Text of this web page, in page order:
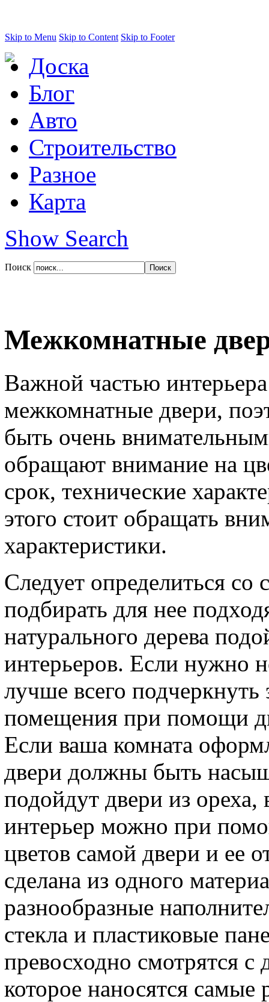
Skip to Menu Skip to Content Skip to Footer
Доска
Блог
Авто
Строительство
Разное
Карта
Show Search
Поиск
Межкомнатные
Важной частью
межкомнатные двери,
быть очень
обращают внимание на
срок, технические
этого стоит обращать
характеристики.
Следует определиться со
подбирать для нее
натурального дерева
интерьеров. Если нужно
лучше всего подчеркнуть
помещения при помощи
Если ваша комната
двери должны быть
подойдут двери из
интерьер можно при
цветов самой двери и ее
сделана из одного
разнообразные
стекла и пластиковые
превосходно смотрятся
которое наносятся самые